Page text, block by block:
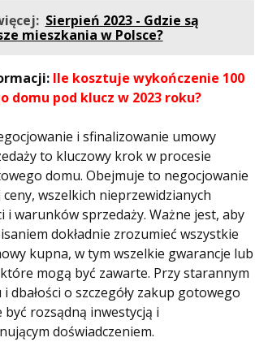
Sierpień 2023 - Gdzie są
mieszkania w Polsce?
Ile kosztuje wykończenie 100
domu pod klucz w 2023 roku?
i sfinalizowanie umowy
to kluczowy krok w procesie
domu. Obejmuje to negocjowanie
wszelkich nieprzewidzianych
i warunków sprzedaży. Ważne jest, aby
dokładnie zrozumieć wszystkie
kupna, w tym wszelkie gwarancje lub
mogą być zawarte. Przy starannym
dbałości o szczegóły zakup gotowego
być rozsądną inwestycją i
doświadczeniem.